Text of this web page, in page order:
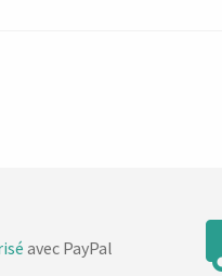
avec PayPal